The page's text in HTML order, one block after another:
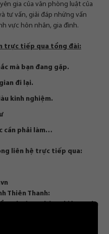
gia của văn phòng luật của
tư vấn, giải đáp những vấn
vực hôn nhân, gia đình.
trực tiếp qua tổng đài:
mà bạn đang gặp.
đi lại.
kinh nghiệm.
cần phải làm…
liên hệ trực tiếp qua:
Thiên Thanh:
phường Khâm Thiên, quận